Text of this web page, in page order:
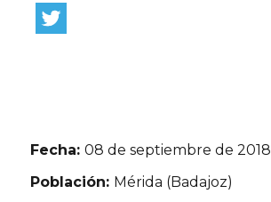
Fecha:08 de septiembre de 2018
Población: Mérida (Badajoz)